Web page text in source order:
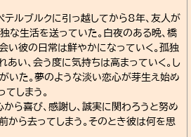
テルブルクに引っ越してから8年、友人が
な生活を送っていた。白夜のある晩、橋
い彼の日常は鮮やかになっていく。孤独
い、会う度に気持ちは高まっていく。し
いた。夢のような淡い恋心が芽生え始め
しまう。
ら喜び、感謝し、誠実に関わろうと努め
から去ってしまう。そのとき彼は何を思